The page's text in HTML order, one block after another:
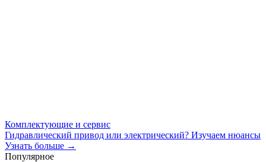
Комплектующие и сервис
Гидравлический привод или электрический? Изучаем нюансы
Узнать больше →
Популярное